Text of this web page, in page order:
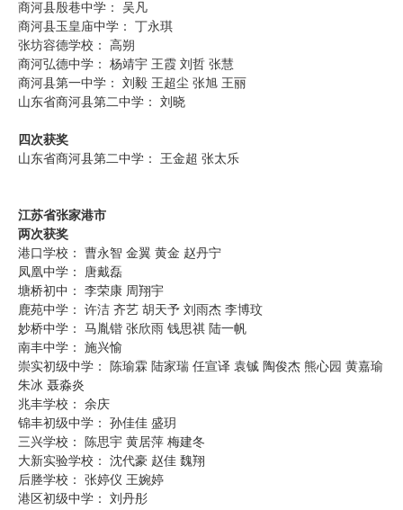
商河县殷巷中学： 吴凡
商河县玉皇庙中学： 丁永琪
张坊容德学校： 高朔
商河弘德中学： 杨靖宇 王霞 刘哲 张慧
商河县第一中学： 刘毅 王超尘 张旭 王丽
山东省商河县第二中学： 刘晓
四次获奖
山东省商河县第二中学： 王金超 张太乐
江苏省张家港市
两次获奖
港口学校： 曹永智 金翼 黄金 赵丹宁
凤凰中学： 唐戴磊
塘桥初中： 李荣康 周翔宇
鹿苑中学： 许洁 齐艺 胡天予 刘雨杰 李博玟
妙桥中学： 马胤锴 张欣雨 钱思祺 陆一帆
南丰中学： 施兴愉
崇实初级中学： 陈瑜霖 陆家瑞 任宣译 袁铖 陶俊杰 熊心园 黄嘉瑜
朱冰 聂淼炎
兆丰学校： 余庆
锦丰初级中学： 孙佳佳 盛玥
三兴学校： 陈思宇 黄居萍 梅建冬
大新实验学校： 沈代豪 赵佳 魏翔
后塍学校： 张婷仪 王婉婷
港区初级中学： 刘丹彤